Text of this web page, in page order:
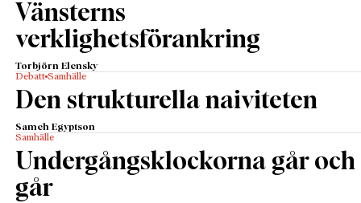
Vänsterns
verklighetsförankring
Torbjörn Elensky
Debatt Samhälle
Den strukturella naiviteten
Sameh Egyptson
Samhälle
Undergångsklockorna går och
går